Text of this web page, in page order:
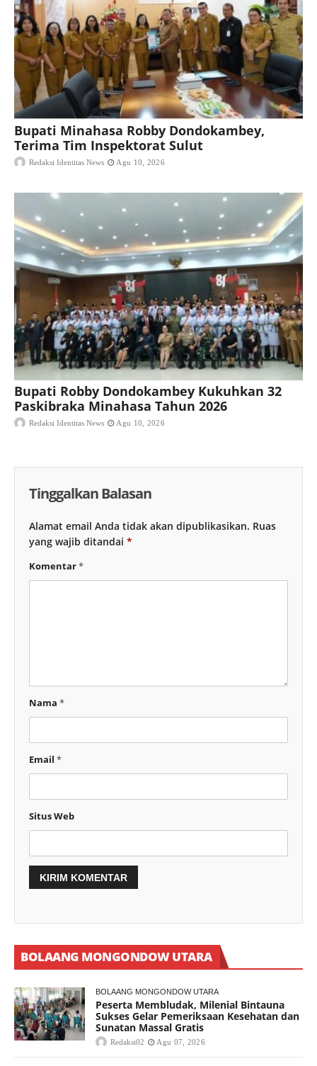
Bupati Minahasa Robby Dondokambey,
Terima Tim Inspektorat Sulut
Redaksi Identitas News Agu 10, 2026
Bupati Robby Dondokambey Kukuhkan 32
Paskibraka Minahasa Tahun 2026
Redaksi Identitas News Agu 10, 2026
Tinggalkan Balasan
Alamat email Anda tidak akan dipublikasikan. Ruas
yang wajib ditandai *
Komentar*
Nama *
Email *
Situs Web
BOLAANG MONGONDOW UTARA
BOLAANG MONGONDOW UTARA
Peserta Membludak, Milenial Bintauna
Sukses Gelar Pemeriksaan Kesehatan dan
Sunatan Massal Gratis
Redaksi02 Agu 07, 2026